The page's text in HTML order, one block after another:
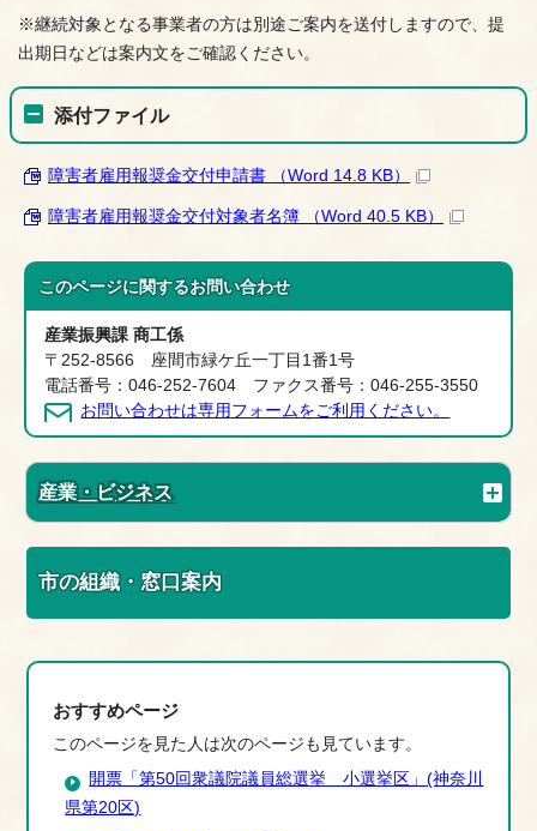
※継続対象となる事業者の方は別途ご案内を送付しますので、提
出期日などは案内文をご確認ください。
添付ファイル
障害者雇用報奨金交付申請書 （Word 14.8 KB）
障害者雇用報奨金交付対象者名簿 （Word 40.5 KB）
このページに関するお問い合わせ
産業振興課 商工係
〒252-8566 座間市緑ケ丘一丁目1番1号
電話番号：046-252-7604 ファクス番号：046-255-3550
お問い合わせは専用フォームをご利用ください。
産業・ビジネス
市の組織・窓口案内
おすすめページ
このページを見た人は次のページも見ています。
開票「第50回衆議院議員総選挙 小選挙区」(神奈川
県第20区)